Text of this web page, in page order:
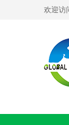
欢迎访